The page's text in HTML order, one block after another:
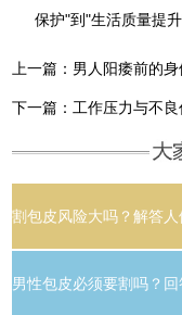
保护"到"生活质量提
上一篇： 男人阳痿前的
下一篇： 工作压力与不